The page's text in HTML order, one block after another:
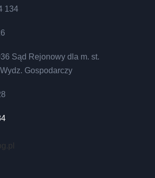
134
Sąd Rejonowy dla m. st.
Gospodarczy